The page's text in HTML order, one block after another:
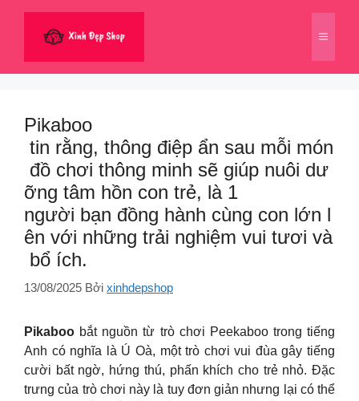
dung
Menu
Pikaboo
tin rằng, thông điệp ẩn sau mỗi món
đồ chơi thông minh sẽ giúp nuôi dư
ỡng tâm hồn con trẻ, là 1
người bạn đồng hành cùng con lớn l
ên với những trải nghiệm vui tươi và
bổ ích.
13/08/2025 Bởi xinhdepshop
Pikaboo bắt nguồn từ trò chơi Peekaboo trong tiếng
Anh có nghĩa là Ú Oà, một trò chơi vui đùa gây tiếng
cười bất ngờ, hứng thú, phấn khích cho trẻ nhỏ. Đặc
trưng của trò chơi này là tuy đơn giản nhưng lại có thể